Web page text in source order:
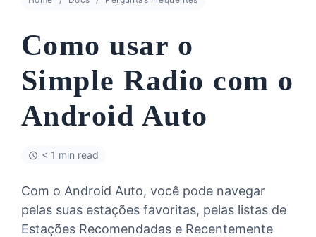
Como usar o
Simple Radio com o
Android Auto
< 1 min read
Com o Android Auto, você pode navegar
pelas suas estações favoritas, pelas listas de
Estações Recomendadas e Recentemente